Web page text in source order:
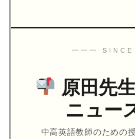
━━━
原田先
ニュー
中高英語教師のための